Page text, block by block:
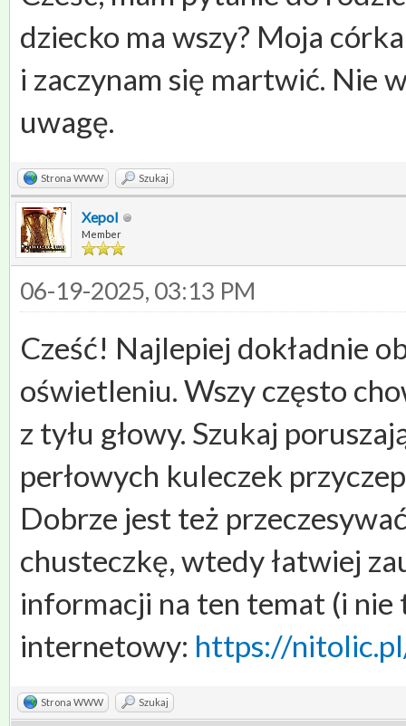
dziecko ma wszy? Moja
i zaczynam się martwić. Nie
uwagę.
Strona WWW Szukaj
Xepol
Member
06-19-2025, 03:13 PM
Cześć! Najlepiej dokładnie
oświetleniu. Wszy często
z tyłu głowy. Szukaj
perłowych kuleczek
Dobrze jest też
chusteczkę, wtedy łatwiej
informacji na ten temat (i nie
internetowy: https://
Strona WWW Szukaj